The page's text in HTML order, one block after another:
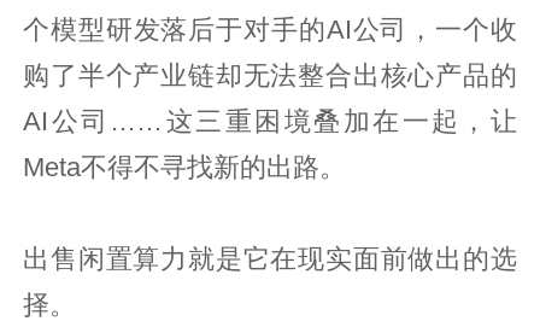
个模型研发落后于对手的AI公司，一个收
购了半个产业链却无法整合出核心产品的
AI公司……这三重困境叠加在一起，让
Meta不得不寻找新的出路。
出售闲置算力就是它在现实面前做出的选
择。